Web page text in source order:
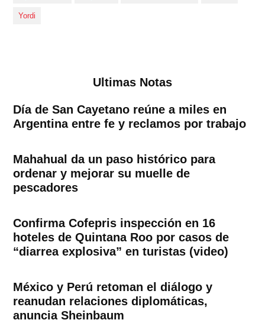
Yordi
Ultimas Notas
Día de San Cayetano reúne a miles en
Argentina entre fe y reclamos por trabajo
Mahahual da un paso histórico para
ordenar y mejorar su muelle de
pescadores
Confirma Cofepris inspección en 16
hoteles de Quintana Roo por casos de
“diarrea explosiva” en turistas (video)
México y Perú retoman el diálogo y
reanudan relaciones diplomáticas,
anuncia Sheinbaum